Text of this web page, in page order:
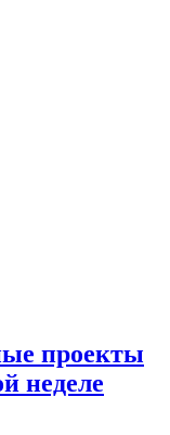
проекты
неделе